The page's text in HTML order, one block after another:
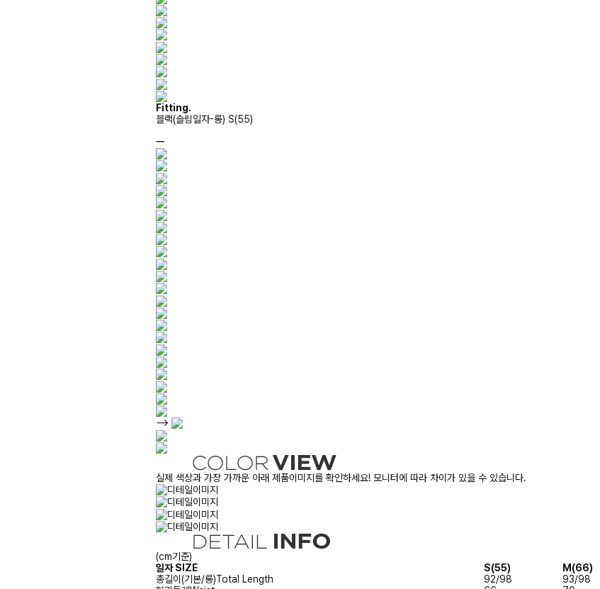
Fitting.
블랙(슬림일자-롱) S(55)
ㅡ
-->
실제 색상과 가장 가까운 아래 제품이미지를 확인하세요! 모니터에 따라 차이가 있을 수 있습니다.
(cm기준)
일자 SIZE
S(55) M(66)
총길이(기본/롱)Total Length 92/98 93/98